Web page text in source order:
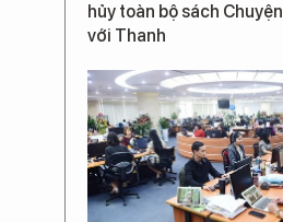
hủy toàn bộ sách Chuyện
với Thanh